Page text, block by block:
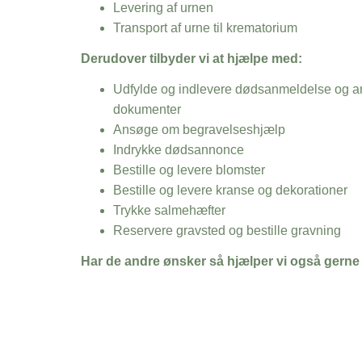
Levering af urnen
Transport af urne til krematorium
Derudover tilbyder vi at hjælpe med:
Udfylde og indlevere dødsanmeldelse og
dokumenter
Ansøge om begravelseshjælp
Indrykke dødsannonce
Bestille og levere blomster
Bestille og levere kranse og dekorationer
Trykke salmehæfter
Reservere gravsted og bestille gravning
Har de andre ønsker så hjælper vi også gerne